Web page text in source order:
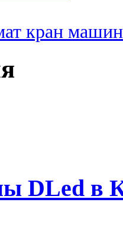
кран
DLed в